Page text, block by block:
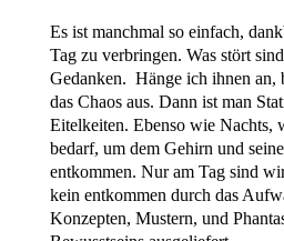
Es ist manchmal so einfach,
Tag zu verbringen. Was stört
Gedanken. Hänge ich ihnen an,
das Chaos aus. Dann ist man
Eitelkeiten. Ebenso wie Nachts,
bedarf, um dem Gehirn und
entkommen. Nur am Tag sind
kein entkommen durch das
Konzepten, Mustern, und